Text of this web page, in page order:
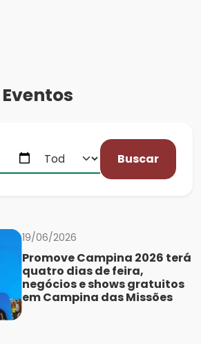
Buscar
19/06/2026
Promove Campina 2026 terá
quatro dias de feira,
negócios e shows gratuitos
em Campina das Missões